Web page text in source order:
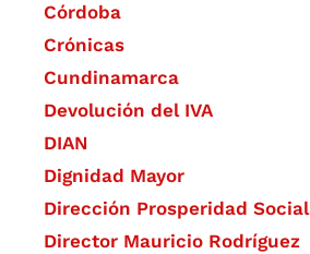
Córdoba
Crónicas
Cundinamarca
Devolución del IVA
DIAN
Dignidad Mayor
Dirección Prosperidad Social
Director Mauricio Rodríguez